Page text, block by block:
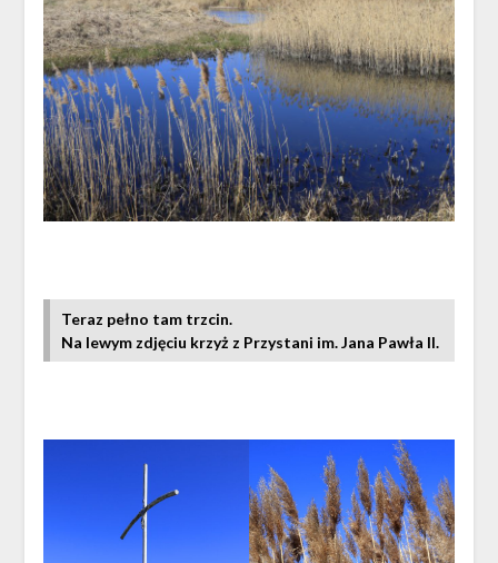
Teraz pełno tam trzcin.
Na lewym zdjęciu krzyż z Przystani im. Jana Pawła II.